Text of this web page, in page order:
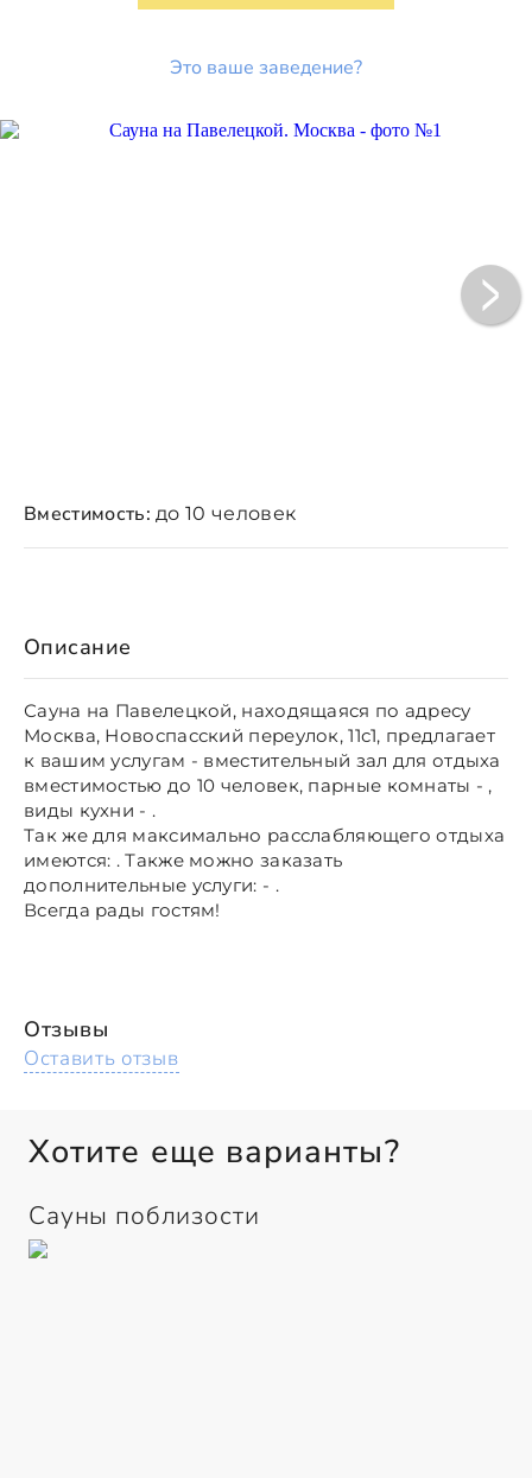
Это ваше заведение?
Описание
Сауна на Павелецкой, находящаяся по адресу
Москва, Новоспасский переулок, 11с1, предлагает
к вашим услугам - вместительный зал для отдыха
вместимостью до 10 человек, парные комнаты - ,
виды кухни - .
Так же для максимально расслабляющего отдыха
имеются: . Также можно заказать
дополнительные услуги: - .
Всегда рады гостям!
Вместимость: до 10 человек
Отзывы
Оставить отзыв
Хотите еще варианты?
Сауны поблизости